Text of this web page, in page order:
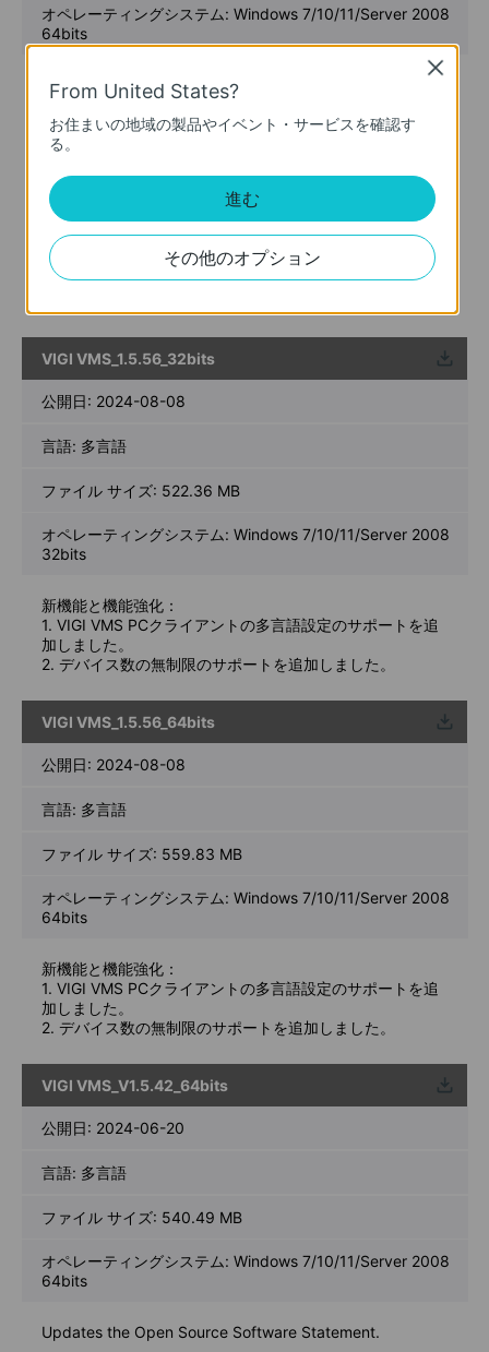
オペレーティングシステム: Windows 7/10/11/Server 2008
64bits
New Features& Enhancements :
1. Optimized playback module.
2. Added support for custom alert.
3. Optimized device management module.
5. Added support for device maintenance and device
maintenance history module.
6. Added support for 2FA login authentication with cloud
accounts.
7. Added support for DDNS.
8. Optimized multiple levels of site, support up to 10
VIGI VMS_1.5.56_32bits
ウンロ
ード
公開日: 2024-08-08
言語: 多言語
ファイル サイズ: 522.36 MB
オペレーティングシステム: Windows 7/10/11/Server 2008
32bits
新機能と機能強化：
1. VIGI VMS PCクライアントの多言語設定のサポートを追
加しました。
2. デバイス数の無制限のサポートを追加しました。
VIGI VMS_1.5.56_64bits
ウンロ
ード
公開日: 2024-08-08
言語: 多言語
ファイル サイズ: 559.83 MB
オペレーティングシステム: Windows 7/10/11/Server 2008
64bits
新機能と機能強化：
1. VIGI VMS PCクライアントの多言語設定のサポートを追
加しました。
2. デバイス数の無制限のサポートを追加しました。
VIGI VMS_V1.5.42_64bits
ウンロ
ード
公開日: 2024-06-20
言語: 多言語
ファイル サイズ: 540.49 MB
オペレーティングシステム: Windows 7/10/11/Server 2008
64bits
Updates the Open Source Software Statement.
From United States?
お住まいの地域の製品やイベント・サービスを確認す
る。
進む
その他のオプション
Close